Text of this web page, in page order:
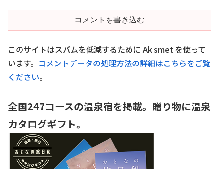
コメントを書き込む
このサイトはスパムを低減するために Akismet を使って
います。 コメントデータの処理方法の詳細はこちらをご覧
ください。
全国247コースの温泉宿を掲載。贈り物に温泉
カタログギフト。